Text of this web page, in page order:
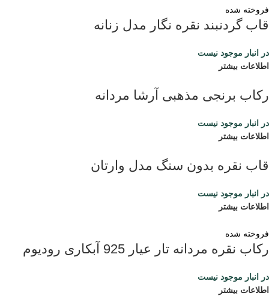
فروخته شده
قاب گردنبند نقره نگار مدل زنانه
در انبار موجود نیست
اطلاعات بیشتر
رکاب برنجی مذهبی آرشا مردانه
در انبار موجود نیست
اطلاعات بیشتر
قاب نقره بدون سنگ مدل وارتان
در انبار موجود نیست
اطلاعات بیشتر
فروخته شده
رکاب نقره مردانه تار عیار 925 آبکاری رودیوم
در انبار موجود نیست
اطلاعات بیشتر